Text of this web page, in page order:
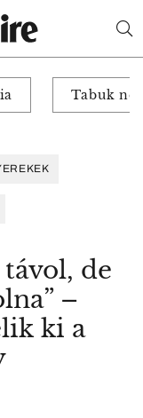
Tabuk
de
–
ki a